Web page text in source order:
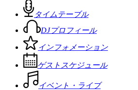
タイムテーブル
DJプロフィール
インフォメーション
ゲストスケジュール
イベント・ライブ